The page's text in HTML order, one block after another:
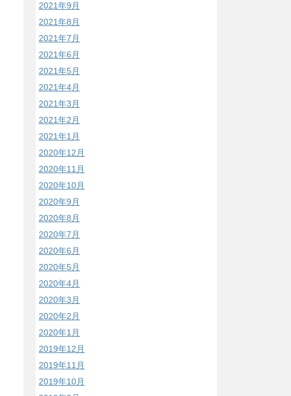
2021年9月
2021年8月
2021年7月
2021年6月
2021年5月
2021年4月
2021年3月
2021年2月
2021年1月
2020年12月
2020年11月
2020年10月
2020年9月
2020年8月
2020年7月
2020年6月
2020年5月
2020年4月
2020年3月
2020年2月
2020年1月
2019年12月
2019年11月
2019年10月